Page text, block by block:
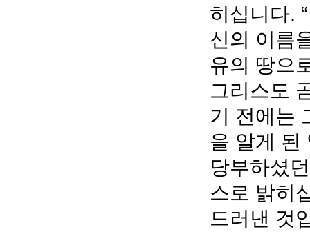
히십니다.
신의 이름
유의 땅으
그리스도
기 전에는
을 알게 된
당부하셨
스로 밝히
드러낸 것